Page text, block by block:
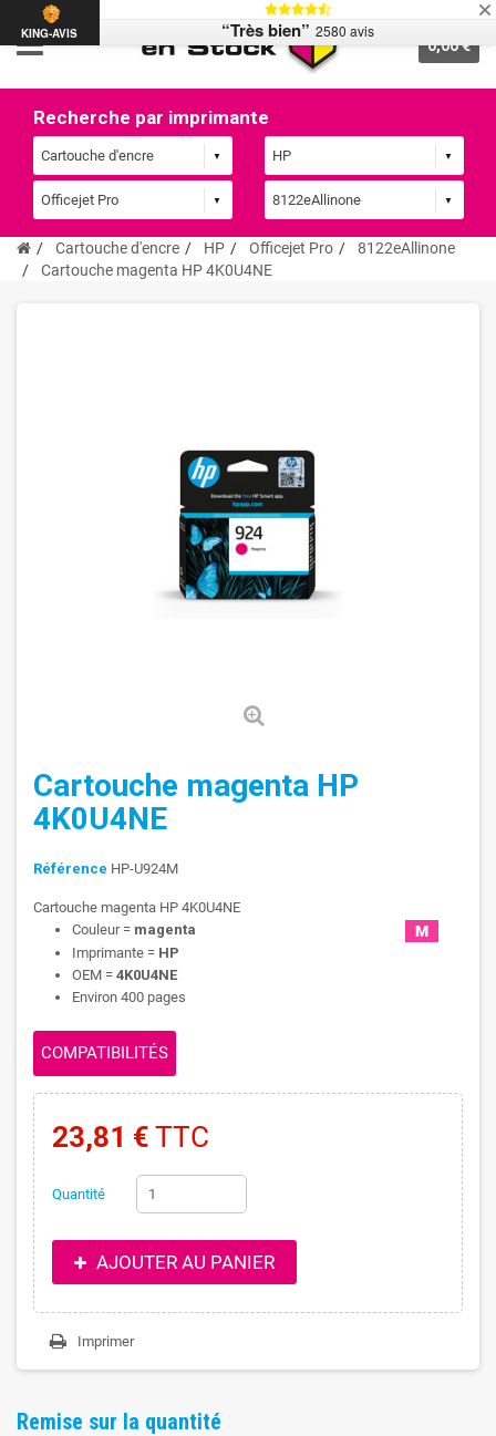
0,00 €
Recherche par imprimante
Cartouche d'encre HP Officejet Pro
8122eAllinone
Cartouche magenta HP 4K0U4NE
Cartouche magenta HP
4K0U4NE
Référence HP-U924M
Cartouche magenta HP 4K0U4NE
Couleur = magenta
Imprimante = HP
OEM = 4K0U4NE
Environ 400 pages
COMPATIBILITÉS
23,81 € TTC
Quantité
AJOUTER AU PANIER
Imprimer
Remise sur la quantité
KING-AVIS “Très bien” 2580 avis